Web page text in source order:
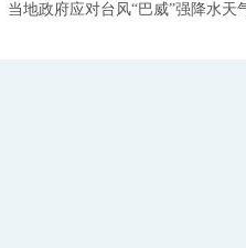
当地政府应对台风“巴威”强降水天